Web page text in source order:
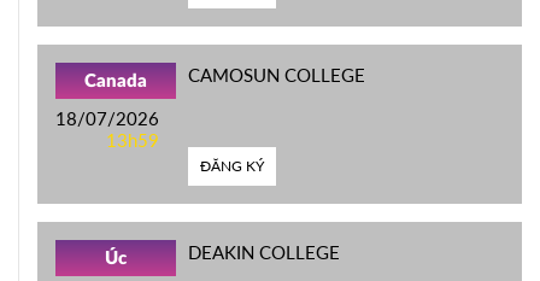
Canada
18/07/2026
13h59
CAMOSUN COLLEGE
ĐĂNG KÝ
Úc DEAKIN COLLEGE